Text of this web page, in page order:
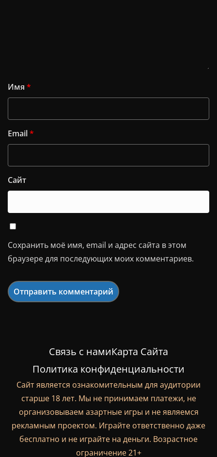
Имя *
Email*
Сайт
Сохранить моё имя, email и адрес сайта в этом
браузере для последующих моих комментариев.
Связь с намиКарта Сайта
Политика конфиденциальности
Сайт является ознакомительным для аудитории
старше 18 лет. Мы не принимаем платежи, не
организовываем азартные игры и не являемся
рекламным проектом. Играйте ответственно даже
бесплатно и не играйте на деньги. Возрастное
ограничение 21+